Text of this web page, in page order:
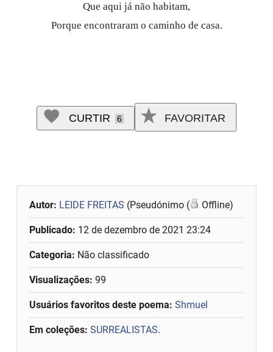
Que aqui já não habitam,
Porque encontraram o caminho de casa.
CURTIR 6 FAVORITAR
Autor: LEIDE FREITAS (Pseudónimo ( Offline)
Publicado: 12 de dezembro de 2021 23:24
Categoria: Não classificado
Visualizações: 99
Usuários favoritos deste poema: Shmuel
Em coleções: SURREALISTAS.